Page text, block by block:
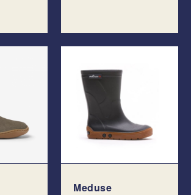
Meduse